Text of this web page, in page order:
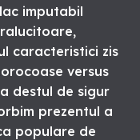
imputabil
caracteristici zis
versus
destul de sigur
prezentul a
populare de